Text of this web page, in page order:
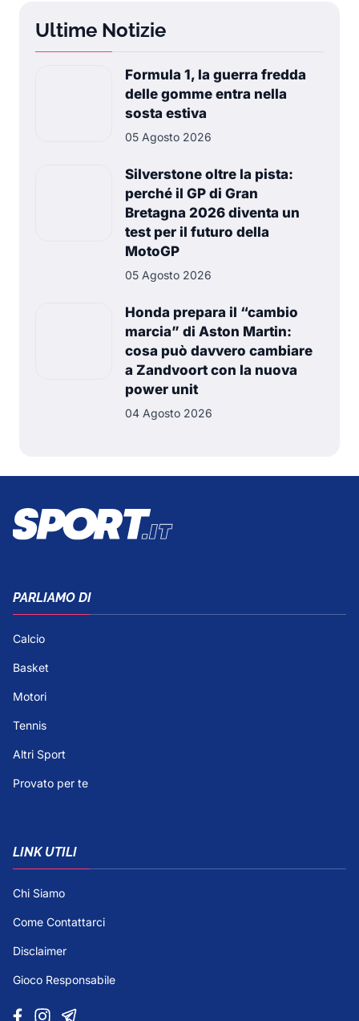
Ultime Notizie
Formula 1, la guerra fredda
delle gomme entra nella
sosta estiva
05 Agosto 2026
Silverstone oltre la pista:
perché il GP di Gran
Bretagna 2026 diventa un
test per il futuro della
MotoGP
05 Agosto 2026
Honda prepara il “cambio
marcia” di Aston Martin:
cosa può davvero cambiare
a Zandvoort con la nuova
power unit
04 Agosto 2026
PARLIAMO DI
Calcio
Basket
Motori
Tennis
Altri Sport
Provato per te
LINK UTILI
Chi Siamo
Come Contattarci
Disclaimer
Gioco Responsabile